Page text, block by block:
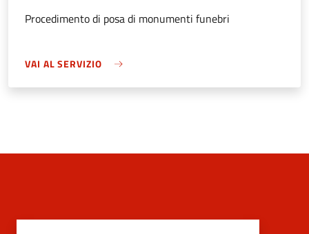
Procedimento di posa di monumenti funebri
VAI AL SERVIZIO